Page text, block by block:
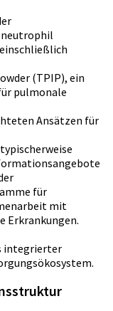
neutrophil
(TPIP), ein
pulmonale
Ansätzen für
für
mit
Erkrankungen.
integrierter